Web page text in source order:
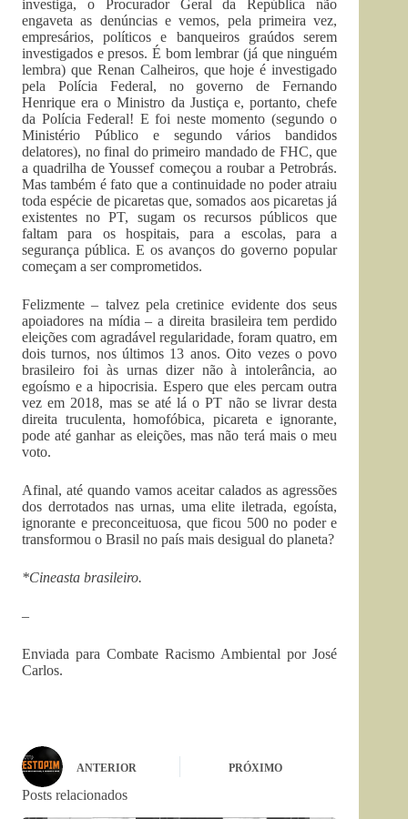
investiga, o Procurador Geral da República não
engaveta as denúncias e vemos, pela primeira vez,
empresários, políticos e banqueiros graúdos serem
investigados e presos. É bom lembrar (já que ninguém
lembra) que Renan Calheiros, que hoje é investigado
pela Polícia Federal, no governo de Fernando
Henrique era o Ministro da Justiça e, portanto, chefe
da Polícia Federal! E foi neste momento (segundo o
Ministério Público e segundo vários bandidos
delatores), no final do primeiro mandado de FHC, que
a quadrilha de Youssef começou a roubar a Petrobrás.
Mas também é fato que a continuidade no poder atraiu
toda espécie de picaretas que, somados aos picaretas já
existentes no PT, sugam os recursos públicos que
faltam para os hospitais, para a escolas, para a
segurança pública. E os avanços do governo popular
começam a ser comprometidos.
Felizmente – talvez pela cretinice evidente dos seus
apoiadores na mídia – a direita brasileira tem perdido
eleições com agradável regularidade, foram quatro, em
dois turnos, nos últimos 13 anos. Oito vezes o povo
brasileiro foi às urnas dizer não à intolerância, ao
egoísmo e a hipocrisia. Espero que eles percam outra
vez em 2018, mas se até lá o PT não se livrar desta
direita truculenta, homofóbica, picareta e ignorante,
pode até ganhar as eleições, mas não terá mais o meu
voto.
Afinal, até quando vamos aceitar calados as agressões
dos derrotados nas urnas, uma elite iletrada, egoísta,
ignorante e preconceituosa, que ficou 500 no poder e
transformou o Brasil no país mais desigual do planeta?
*Cineasta brasileiro.
–
Enviada para Combate Racismo Ambiental por José
Carlos.
ANTERIOR PRÓXIMO
Posts relacionados